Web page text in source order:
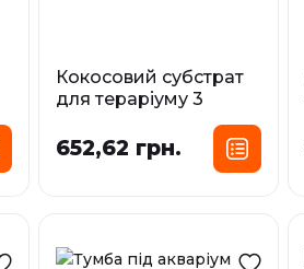
Кокосовий субстрат
для тераріуму 3
брикета Croci, 1.95 кг
Фасування:
652,62 грн.